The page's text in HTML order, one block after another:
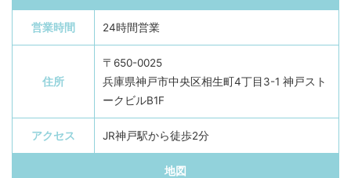
営業時間 24時間営業
住所
〒650-0025
兵庫県神戸市中央区相生町4丁目3-1 神戸スト
ークビルB1F
アクセス JR神戸駅から徒歩2分
地図